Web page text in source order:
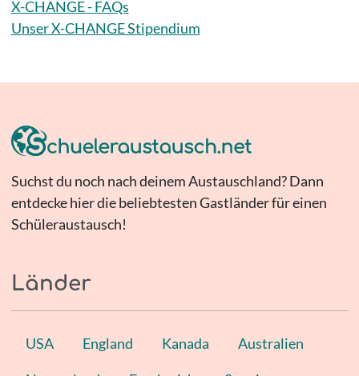
X-CHANGE - FAQs
Unser X-CHANGE Stipendium
Suchst du noch nach deinem Austauschland? Dann
entdecke hier die beliebtesten Gastländer für einen
Schüleraustausch!
Länder
USA England Kanada Australien